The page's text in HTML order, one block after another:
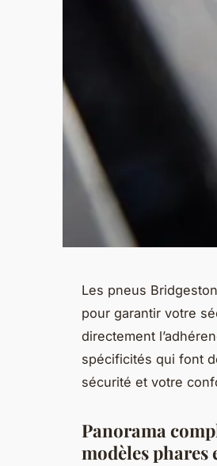
Les pneus
pour garantir votre
directement
spécificités qui font
sécurité et votre
Panorama
modèles phares